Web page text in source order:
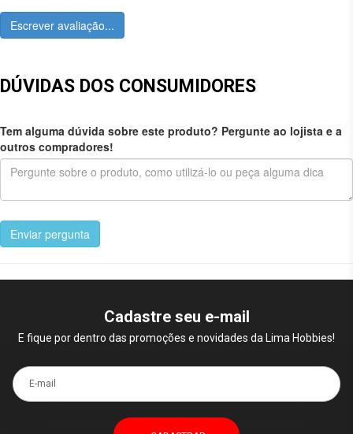
Escrever avaliação...
DÚVIDAS DOS CONSUMIDORES
Tem alguma dúvida sobre este produto? Pergunte ao lojista e a
outros compradores!
Enviar pergunta
Cadastre seu e-mail
E fique por dentro das promoções e novidades da Lima Hobbies!
E-mail